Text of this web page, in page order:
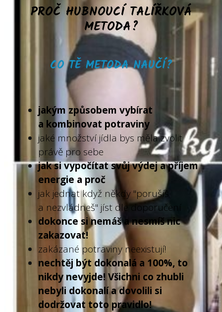
PROČ HUBNOUCÍ TALÍŘKOVÁ
METODA?
CO TĚ METODA NAUČÍ?
jakým způsobem vybírat
a kombinovat potraviny
jaké množství jídla bys měla zvolit
právě pro sebe
jak si vypočítat svůj výdej a příjem
energie a proč
jak jednat když někdy "porušíš
a nezvládneš" jíst dle doporučení
dokonce si nemáš a nesmíš nic
zakazovat!
zakázané potraviny neexistují!
nechtěj být dokonalá a 100%, to
nikdy nevyjde! Všichni co zhubli
nebyli dokonalí a dovolili si
dodržovat toto pravidlo!